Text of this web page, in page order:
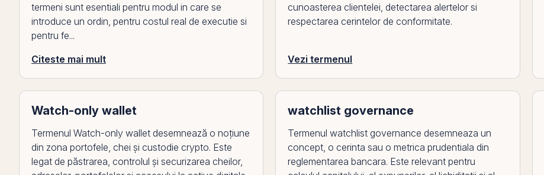
termeni sunt esentiali pentru modul in care se
introduce un ordin, pentru costul real de executie si
pentru fe...
Citeste mai mult
cunoasterea clientelei, detectarea alertelor si
respectarea cerintelor de conformitate.
Vezi termenul
Watch-only wallet
Termenul Watch-only wallet desemnează o noțiune
din zona portofele, chei și custodie crypto. Este
legat de păstrarea, controlul și securizarea cheilor,
watchlist governance
Termenul watchlist governance desemneaza un
concept, o cerinta sau o metrica prudentiala din
reglementarea bancara. Este relevant pentru